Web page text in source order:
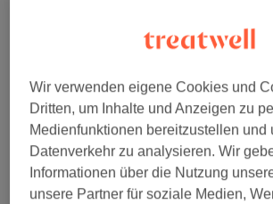
4,7
Ambiente
Wir verwenden eigene Cookies und
Dritten, um Inhalte und Anzeigen zu
Medienfunktionen bereitzustellen und
Datenverkehr zu analysieren. Wir
Informationen über die Nutzung
unsere Partner für soziale Medien,